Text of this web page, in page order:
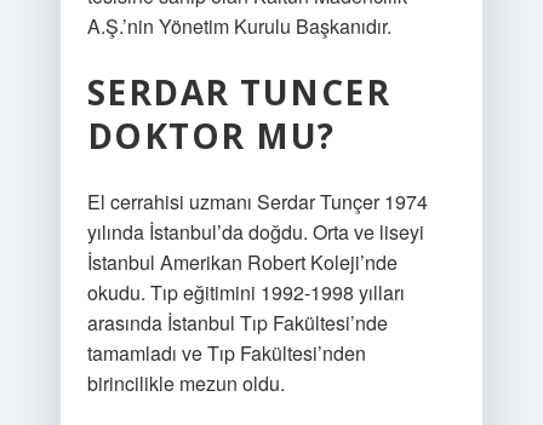
A.Ş.’nin Yönetim Kurulu Başkanıdır.
SERDAR TUNCER
DOKTOR MU?
El cerrahisi uzmanı Serdar Tunçer 1974
yılında İstanbul’da doğdu. Orta ve liseyi
İstanbul Amerikan Robert Koleji’nde
okudu. Tıp eğitimini 1992-1998 yılları
arasında İstanbul Tıp Fakültesi’nde
tamamladı ve Tıp Fakültesi’nden
birincilikle mezun oldu.